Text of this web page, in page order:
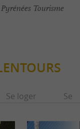
Tourisme
Se loger Se